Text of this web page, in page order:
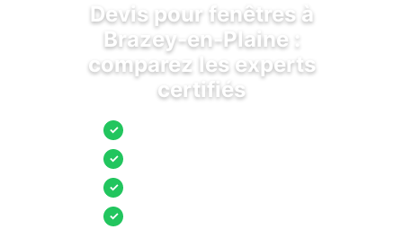
Devis pour fenêtres à
Brazey-en-Plaine :
comparez les experts
certifiés
✓
✓
✓
✓